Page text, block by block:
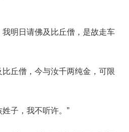
我明日请佛及比丘僧，是故走车
丘僧，今与汝千两纯金，可限
子，我不听许。”